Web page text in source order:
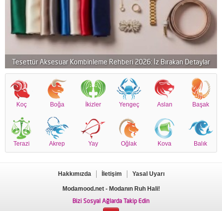
Tesettür Aksesuar Kombinleme Rehberi 2026: İz Bırakan Detaylar
Koç Boğa İkizler Yengeç Aslan Başak
Terazi Akrep Yay Oğlak Kova Balık
Hakkımızda İletişim Yasal Uyarı
Modamood.net - Modanın Ruh Hali!
Bizi Sosyal Ağlarda Takip Edin